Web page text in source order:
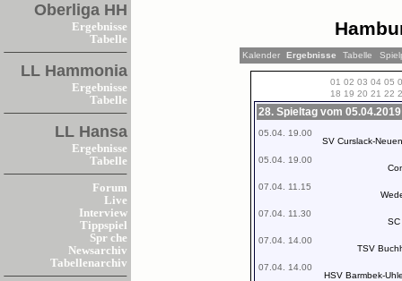
Oberliga HH
Ergebnisse
Tabelle
LL Hammonia
Ergebnisse
Tabelle
LL Hansa
Ergebnisse
Tabelle
Forum
Live
Interview
Tippspiel
Spr che
Newsarchiv
Tabellenarchiv
Kalender Ergebnisse Tabelle
01 02 03 04 05
18 19 20 21 22
28. Spieltag vom
05.04. 19.00
SV Curslack-
05.04. 19.00
07.04. 11.15
07.04. 11.30
SC
07.04. 14.00
TSV
07.04. 14.00
HSV Barmbek-